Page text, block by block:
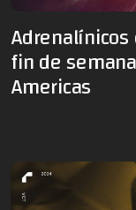
fin de
Americas